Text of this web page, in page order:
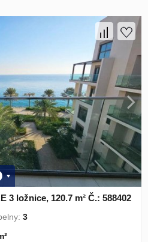
3 ložnice, 120.7 m² Č.: 588402
3